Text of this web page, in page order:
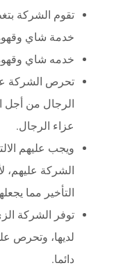
تقوم الشركة
خدمة شاي
خدمه شاي
تحرص الشركة
الرجال من أجل
عزاء الرجال.
ويجب عليهم
الشركة عليهم،
التأخير مما
توفر الشركة
لديها، وتحرص
دائما.